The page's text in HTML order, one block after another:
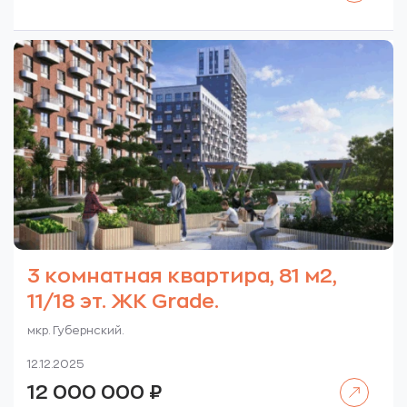
3 комнатная квартира, 81 м2,
11/18 эт. ЖК Grade.
мкр. Губернский.
12.12.2025
12 000 000 ₽